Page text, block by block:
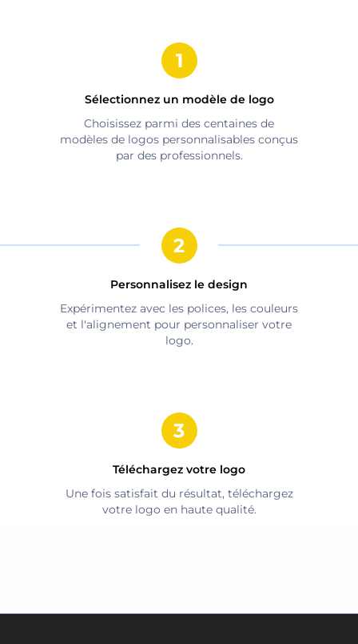
Sélectionnez un modèle de logo
Choisissez parmi des centaines de
modèles de logos personnalisables conçus
par des professionnels.
Personnalisez le design
Expérimentez avec les polices, les couleurs
et l'alignement pour personnaliser votre
logo.
Téléchargez votre logo
Une fois satisfait du résultat, téléchargez
votre logo en haute qualité.